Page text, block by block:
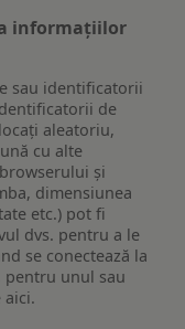
informațiilor
sau identificatorii
de
aleatoriu,
cu alte
și
dimensiunea
etc.) pot fi
dvs. pentru a le
se conectează la
pentru unul sau
aici.